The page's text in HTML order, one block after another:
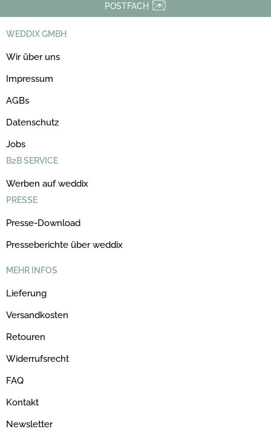
POSTFACH
WEDDIX GMBH
Wir über uns
Impressum
AGBs
Datenschutz
Jobs
B2B SERVICE
Werben auf weddix
PRESSE
Presse-Download
Presseberichte über weddix
MEHR INFOS
Lieferung
Versandkosten
Retouren
Widerrufsrecht
FAQ
Kontakt
Newsletter